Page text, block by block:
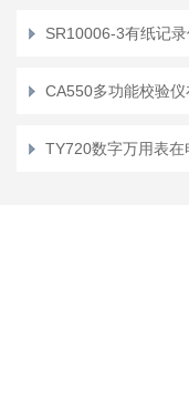
SR10006-3有纸记